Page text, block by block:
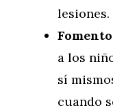
lesiones.
a los
sí
cuando